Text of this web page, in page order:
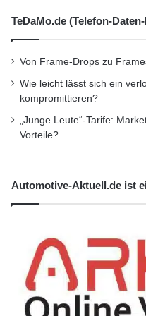
TeDaMo.de (Telefon-
Von Frame-Drops zu
Wie leicht lässt sich ein
kompromittieren?
„Junge Leute“-Tarife:
Vorteile?
Automotive-Aktuell.de ist